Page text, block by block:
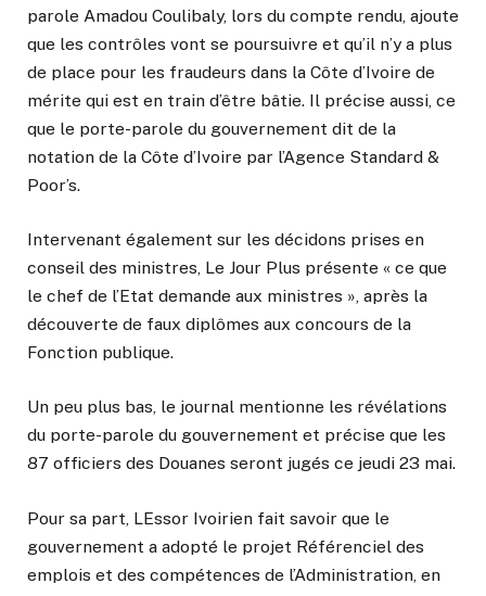
parole Amadou Coulibaly, lors du compte rendu, ajoute
que les contrôles vont se poursuivre et qu’il n’y a plus
de place pour les fraudeurs dans la Côte d’Ivoire de
mérite qui est en train d’être bâtie. Il précise aussi, ce
que le porte-parole du gouvernement dit de la
notation de la Côte d’Ivoire par l’Agence Standard &
Poor’s.
Intervenant également sur les décidons prises en
conseil des ministres, Le Jour Plus présente « ce que
le chef de l’Etat demande aux ministres », après la
découverte de faux diplômes aux concours de la
Fonction publique.
Un peu plus bas, le journal mentionne les révélations
du porte-parole du gouvernement et précise que les
87 officiers des Douanes seront jugés ce jeudi 23 mai.
Pour sa part, LEssor Ivoirien fait savoir que le
gouvernement a adopté le projet Référenciel des
emplois et des compétences de l’Administration, en